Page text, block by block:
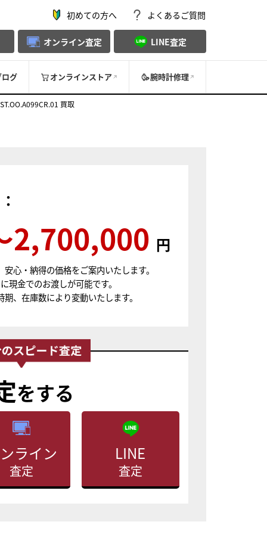
初めての方へ よくあるご質問
オンライン査定 LINE査定
ログ オンラインストア 腕時計修理
買取
2,700,000 円
心・納得の価格をご案内いたします。
現金でのお渡しが可能です。
、在庫数により変動いたします。
をする
ライン
査定
LINE
査定